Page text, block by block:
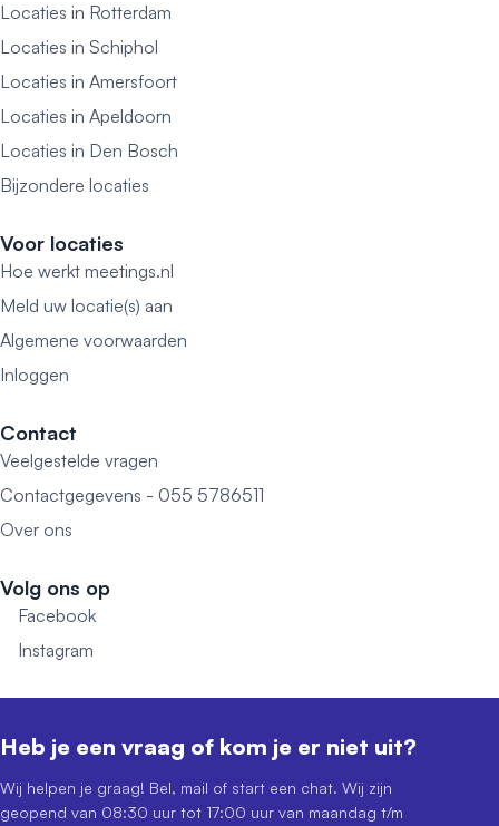
Locaties in Rotterdam
Locaties in Schiphol
Locaties in Amersfoort
Locaties in Apeldoorn
Locaties in Den Bosch
Bijzondere locaties
Voor locaties
Hoe werkt meetings.nl
Meld uw locatie(s) aan
Algemene voorwaarden
Inloggen
Contact
Veelgestelde vragen
Contactgegevens - 055 5786511
Over ons
Volg ons op
Facebook
Instagram
Heb je een vraag of kom je er niet uit?
Wij helpen je graag! Bel, mail of start een chat. Wij zijn
geopend van 08:30 uur tot 17:00 uur van maandag t/m